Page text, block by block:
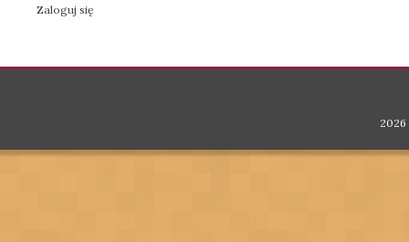
Zaloguj się
2026